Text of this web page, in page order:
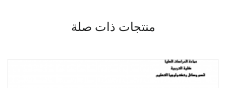
منتجات ذات صلة